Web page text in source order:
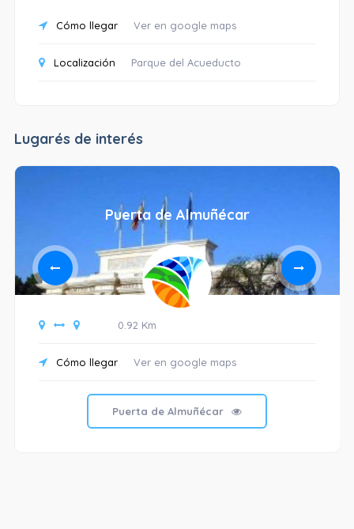
Cómo llegar Ver en google maps
Localización Parque del Acueducto
Lugarés de interés
Puerta de Almuñécar
0.92 Km
Cómo llegar Ver en google maps
Puerta de Almuñécar